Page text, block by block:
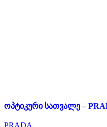
ოპტიკური სათვალე –